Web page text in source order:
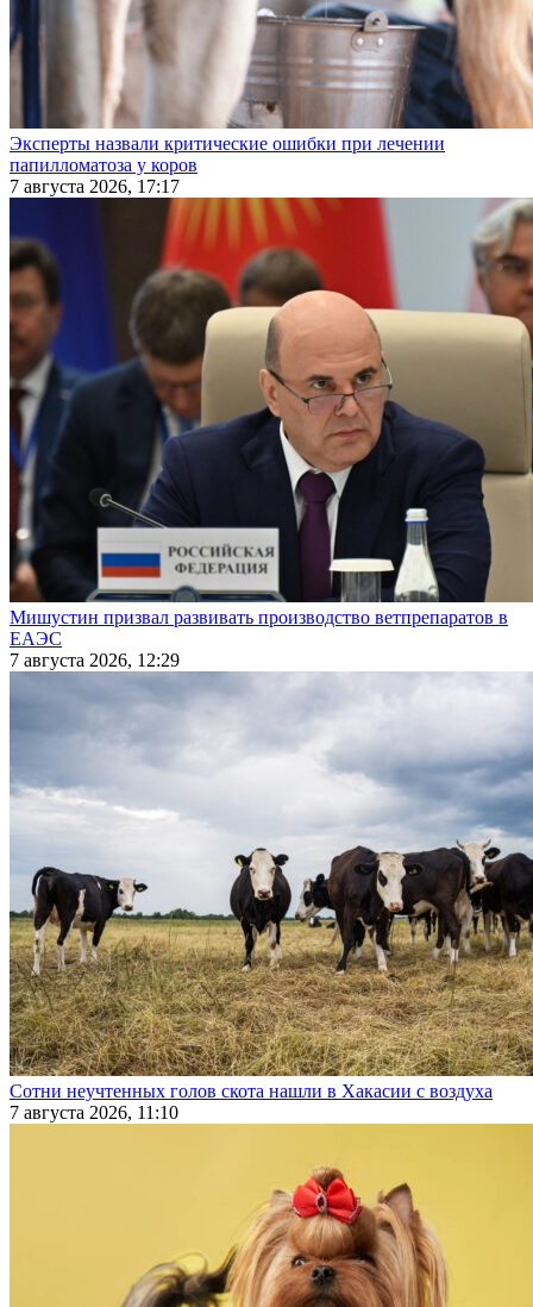
Эксперты назвали критические ошибки при лечении
папилломатоза у коров
7 августа 2026, 17:17
Мишустин призвал развивать производство ветпрепаратов в
ЕАЭС
7 августа 2026, 12:29
Сотни неучтенных голов скота нашли в Хакасии с воздуха
7 августа 2026, 11:10